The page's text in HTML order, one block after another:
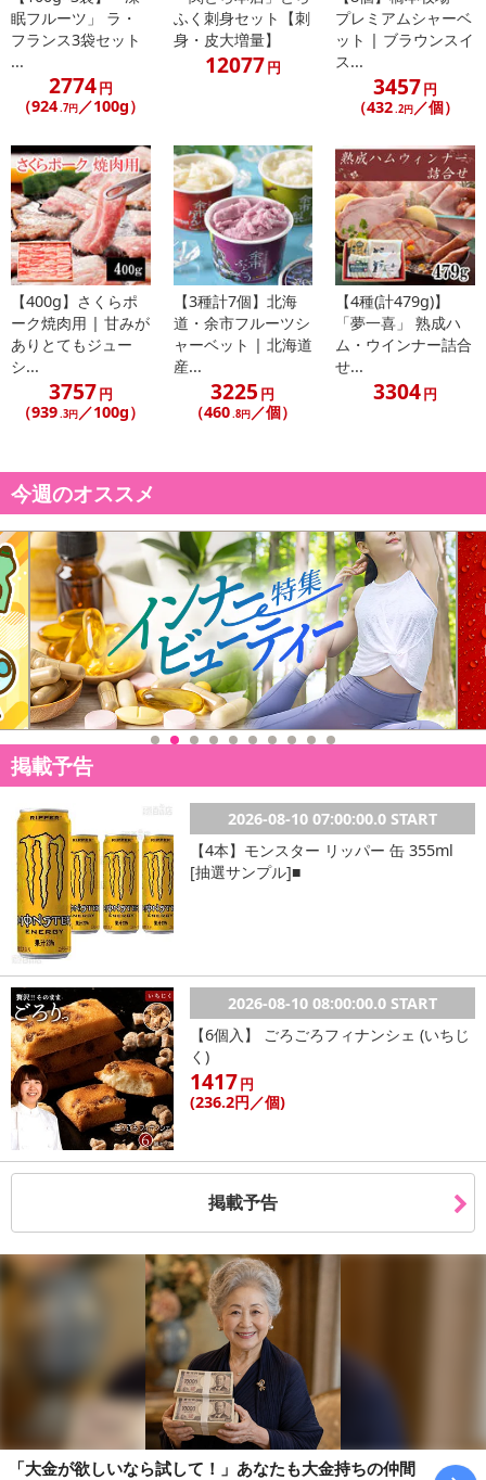
発送日カレンダー
休業日
■その他共通および商品カテゴリー別注意事項（※必ずご確認くだ
さい）
こちらの情報は 2026-07-09 14:08:36.0での情報となります。
眠フルーツ」 ラ・
フランス3袋セット
...
2774円
（924.7円／100g）
ふく刺身セット【刺
身・皮大増量】
12077円
プレミアムシャーベ
ット | ブラウンスイ
ス...
3457円
（432.2円／個）
【400g】さくらポ
ーク焼肉用 | 甘みが
ありとてもジュー
シ...
3757円
（939.3円 ／100g）
【3種計7個】北海
道・余市フルーツシ
ャーベット | 北海道
産...
3225 円
（460.8円 ／個）
【4種(計479g)】
「夢一喜」 熟成ハ
ム・ウインナー詰合
せ...
3304円
今週のオススメ
掲載予告
2026-08-10 07:00:00.0 START
【4本】モンスター リッパー 缶 355ml
[抽選サンプル]■
2026-08-10 08:00:00.0 START
【6個入】 ごろごろフィナンシェ (いちじ
く)
1417円
(236.2円／個)
掲載予告
「大金が欲しいなら試して！」あなたも大金持ちの仲間